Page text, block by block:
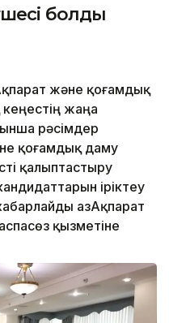
болды
және қоғамдық
жаңа
рәсімдер
қоғамдық даму
қалыптастыру
іріктеу
ҚазАқпарат
қызметіне